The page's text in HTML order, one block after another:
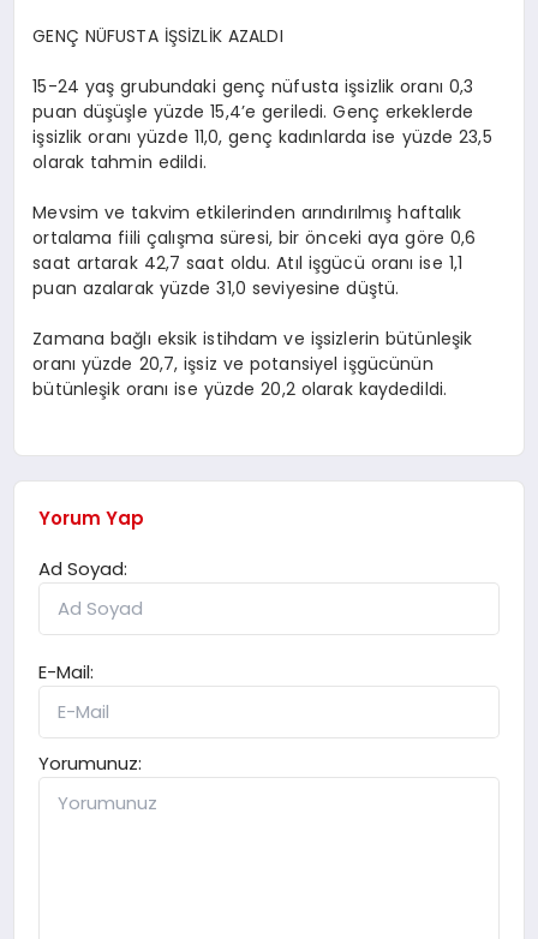
GENÇ NÜFUSTA İŞSİZLİK AZALDI
15-24 yaş grubundaki genç nüfusta işsizlik oranı 0,3
puan düşüşle yüzde 15,4’e geriledi. Genç erkeklerde
işsizlik oranı yüzde 11,0, genç kadınlarda ise yüzde 23,5
olarak tahmin edildi.
Mevsim ve takvim etkilerinden arındırılmış haftalık
ortalama fiili çalışma süresi, bir önceki aya göre 0,6
saat artarak 42,7 saat oldu. Atıl işgücü oranı ise 1,1
puan azalarak yüzde 31,0 seviyesine düştü.
Zamana bağlı eksik istihdam ve işsizlerin bütünleşik
oranı yüzde 20,7, işsiz ve potansiyel işgücünün
bütünleşik oranı ise yüzde 20,2 olarak kaydedildi.
Yorum Yap
Ad Soyad:
E-Mail:
Yorumunuz: